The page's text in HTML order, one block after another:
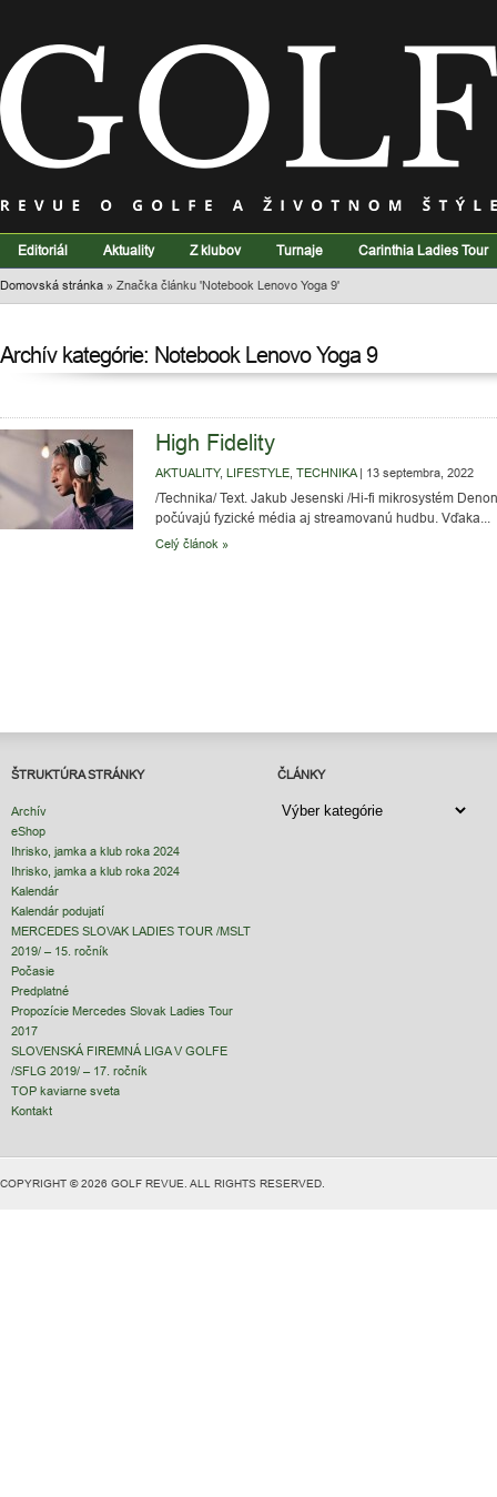
Editoriál Aktuality Z klubov Turnaje Carinthia Ladies Tour
Domovská stránka » Značka článku 'Notebook Lenovo Yoga 9'
Archív kategórie: Notebook Lenovo Yoga 9
High Fidelity
AKTUALITY, LIFESTYLE, TECHNIKA| 13 septembra, 2022
/Technika/ Text. Jakub Jesenski /Hi-fi mikrosystém
počúvajú fyzické média aj streamovanú hudbu. Vďaka...
Celý článok »
ŠTRUKTÚRA STRÁNKY
Archív
eShop
Ihrisko, jamka a klub roka 2024
Ihrisko, jamka a klub roka 2024
Kalendár
Kalendár podujatí
MERCEDES SLOVAK LADIES TOUR /MSLT
2019/ – 15. ročník
Počasie
Predplatné
Propozície Mercedes Slovak Ladies Tour
2017
SLOVENSKÁ FIREMNÁ LIGA V GOLFE
/SFLG 2019/ – 17. ročník
TOP kaviarne sveta
Kontakt
ČLÁNKY
ČLÁNKY
COPYRIGHT © 2026 GOLF REVUE. ALL RIGHTS RESERVED.